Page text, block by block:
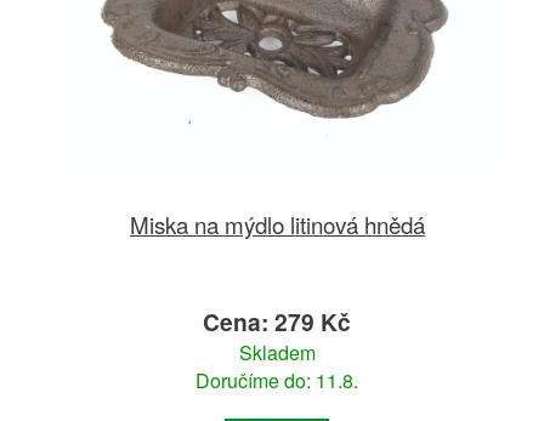
Miska na mýdlo litinová hnědá
Cena: 279 Kč
Skladem
Doručíme do: 11.8.